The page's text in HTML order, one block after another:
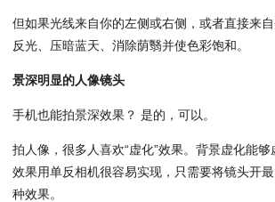
但如果光线来自你的左侧或右侧，或者直接来
反光、压暗蓝天、消除荫翳并使色彩饱和。
景深明显的人像镜头
手机也能拍景深效果？ 是的，可以。
拍人像，很多人喜欢“虚化”效果。背景虚化能
效果用单反相机很容易实现，只需要将镜头开
种效果。